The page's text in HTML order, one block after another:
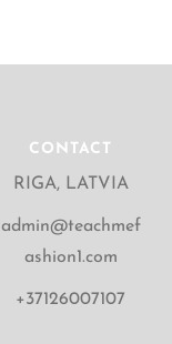
CONTACT
RIGA, LATVIA
admin@teachmef
ashion1.com
+37126007107